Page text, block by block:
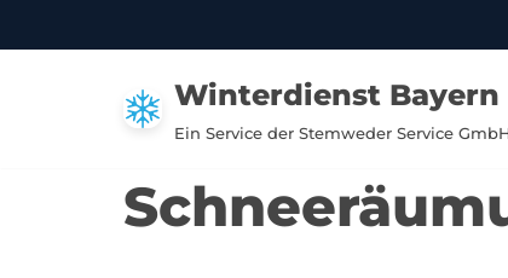
Winterdienst Bayern
Ein Service der Stemweder Service